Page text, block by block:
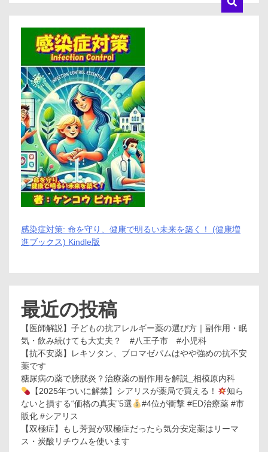
感染症対策: 命を守り、健康で明るい未来を築く！ (健康増
進ブックス) Kindle版
最近の投稿
【医師解説】子どもの抗アレルギー薬の選び方｜副作用・眠
気・飲み続けても大丈夫？ #八王子市 #小児科
【抗不安薬】レキソタン、ブロマゼパムはやや強めの抗不安
薬です
糖尿病の薬で膀胱炎？治療薬の副作用を解説_相模原内科
【2025年ついに解禁】シアリスが薬局で買える！
知ら
ないと損する“価格の真実”5選
#4位が衝撃 #ED治療薬 #市
販化 #シアリス
【双極症】もし芳賀が双極症だったら気分安定薬はリーマ
ス・炭酸リチウムを使います